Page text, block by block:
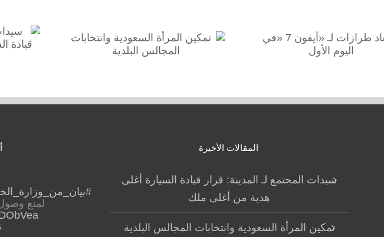
وانتخابات المجالس البلدية
اليوم الأول
لمنع
المقالات الأخيرة
سيدات المجتمع لـ المدينة: قرار قيادة السيارة أغلى
هدية من أغلى ملك
تمكين المرأة السعودية وانتخابات المجالس البلدية